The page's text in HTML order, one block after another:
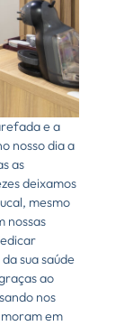
e a
nosso dia a
as
deixamos
mesmo
nossas
sua saúde
ao
nos
em